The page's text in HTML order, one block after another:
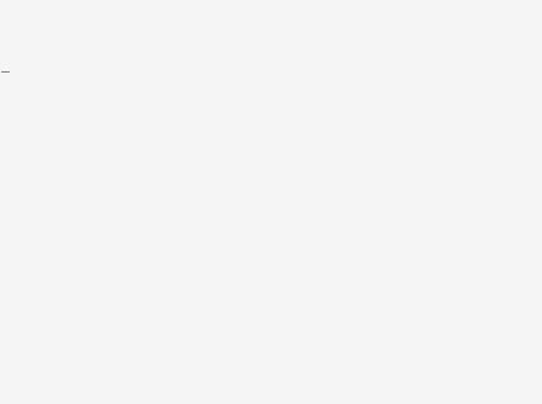
–